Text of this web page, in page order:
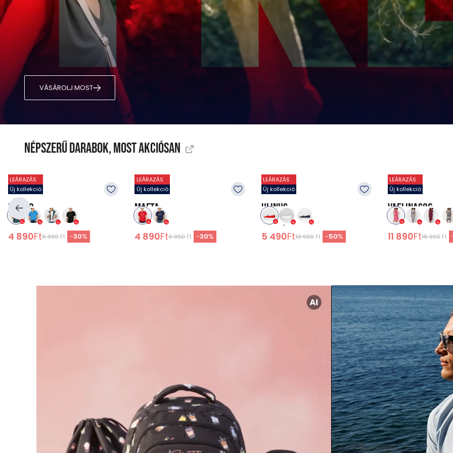
VÁSÁROLJ MOST
Népszerű darabok, most akciósan
LEÁRAZÁS
Új kollekció
MALNO
Pólók
4 890Ft6 990 Ft -30%
LEÁRAZÁS
Új kollekció
MAFTA
Pólók
4 890Ft6 990Ft -30%
LEÁRAZÁS
Új kollekció
ULINUS
Utcai cipők
5 490Ft10 990Ft -50%
LEÁRAZÁS
Új kollekció
VAELINAS26
Ruhák
11 890Ft16 990 Ft